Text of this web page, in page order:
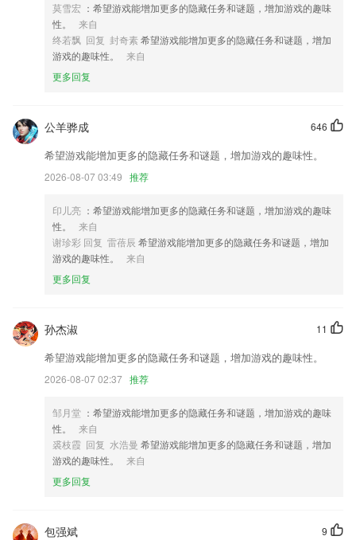
5.观看老师直播在线授课，快速学习知识的同时，还能随时提供互动，解
答学习难题。
6.视频文字多位一体，应试细节一目了然
看球直播iOS官方下载更新了什么?
修复已知bug优化用户体验
以上就是天博体育官方平台入口的介绍，如果您喜欢这款软件，您可以到
应用商店进行打分评论，说出您的使用经历，以帮助我们更好的对产品进
提高萌语发布字数上限
修复了bug。
优化提示文案，解决产季bug。
联系我们
行优化修改。
莫雪宏 ：希望游戏能增加更多的隐藏任务和谜题，增加游戏的趣味
性。
来自
终若飘 回复 封奇素希望游戏能增加更多的隐藏任务和谜题，增加
游戏的趣味性。
来自
更多回复
646
公羊骅成
希望游戏能增加更多的隐藏任务和谜题，增加游戏的趣味性。
2026-08-07 03:49 推荐
印儿亮 ：希望游戏能增加更多的隐藏任务和谜题，增加游戏的趣味
性。
来自
谢珍彩 回复 雷蓓辰 希望游戏能增加更多的隐藏任务和谜题，增加
游戏的趣味性。
来自
更多回复
11
孙杰淑
希望游戏能增加更多的隐藏任务和谜题，增加游戏的趣味性。
2026-08-07 02:37 推荐
邹月堂 ：希望游戏能增加更多的隐藏任务和谜题，增加游戏的趣味
性。
来自
裘枝霞 回复 水浩曼 希望游戏能增加更多的隐藏任务和谜题，增加
游戏的趣味性。
来自
更多回复
9
包强斌